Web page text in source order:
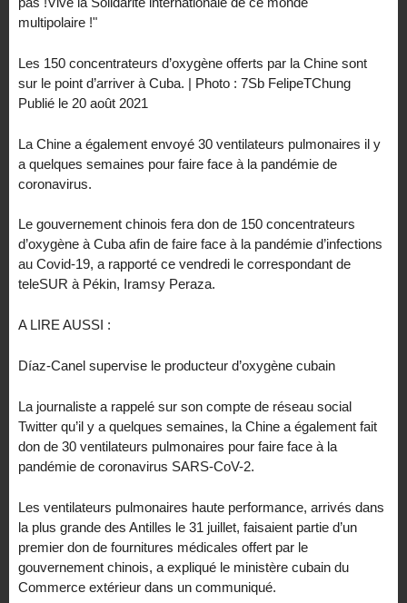
multipolaire !"
Les 150 concentrateurs d’oxygène offerts par la Chine sont
sur le point d’arriver à Cuba. | Photo : 7Sb FelipeTChung
Publié le 20 août 2021
La Chine a également envoyé 30 ventilateurs pulmonaires il y
a quelques semaines pour faire face à la pandémie de
coronavirus.
Le gouvernement chinois fera don de 150 concentrateurs
d’oxygène à Cuba afin de faire face à la pandémie d’infections
au Covid-19, a rapporté ce vendredi le correspondant de
teleSUR à Pékin, Iramsy Peraza.
A LIRE AUSSI :
Díaz-Canel supervise le producteur d’oxygène cubain
La journaliste a rappelé sur son compte de réseau social
Twitter qu’il y a quelques semaines, la Chine a également fait
don de 30 ventilateurs pulmonaires pour faire face à la
pandémie de coronavirus SARS-CoV-2.
Les ventilateurs pulmonaires haute performance, arrivés dans
la plus grande des Antilles le 31 juillet, faisaient partie d’un
premier don de fournitures médicales offert par le
gouvernement chinois, a expliqué le ministère cubain du
Commerce extérieur dans un communiqué.